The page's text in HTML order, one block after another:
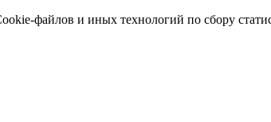
файлов и иных технологий по сбору